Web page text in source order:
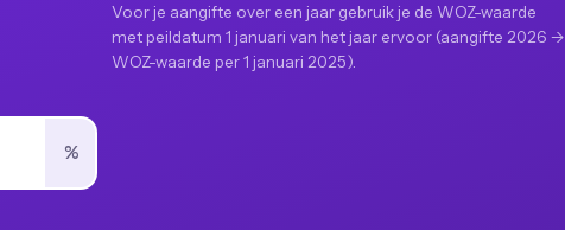
Voor je aangifte over een jaar gebruik je de WOZ-waarde
met peildatum 1 januari van het jaar ervoor (aangifte 2026 ->
WOZ-waarde per 1 januari 2025).
%